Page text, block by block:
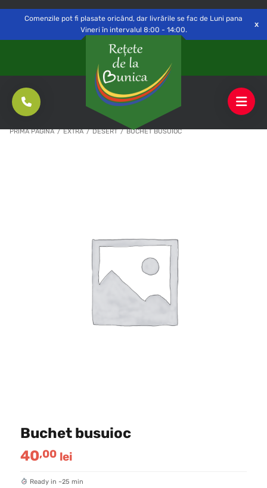
Delivery toSăvinești, NT Switch Open
Comenzile pot fi plasate oricând, dar livrările se fac de Luni pana
Vineri în intervalul 8:00 - 14:00.
PRIMA PAGINĂ / EXTRA / DESERT /BUCHET BUSUIOC
Buchet busuioc
40,00 lei
Ready in ~25 min